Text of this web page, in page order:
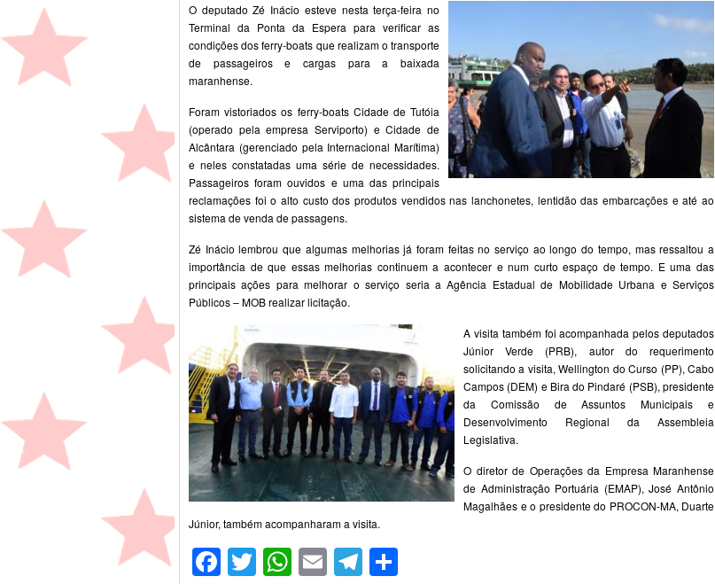
O deputado Zé Inácio esteve nesta terça-feira no
Terminal da Ponta da Espera para verificar as
condições dos ferry-boats que realizam o transporte
de passageiros e cargas para a baixada
maranhense.
Foram vistoriados os ferry-boats Cidade de Tutóia
(operado pela empresa Serviporto) e Cidade de
Alcântara (gerenciado pela Internacional Marítima)
e neles constatadas uma série de necessidades.
Passageiros foram ouvidos e uma das principais
reclamações foi o alto custo dos produtos vendidos nas lanchonetes, lentidão das embarcações e até ao
sistema de venda de passagens.
Zé Inácio lembrou que algumas melhorias já foram feitas no serviço ao longo do tempo, mas ressaltou a
importância de que essas melhorias continuem a acontecer e num curto espaço de tempo. E uma das
principais ações para melhorar o serviço seria a Agência Estadual de Mobilidade Urbana e Serviços
Públicos – MOB realizar licitação.
A visita também foi acompanhada pelos deputados
Júnior Verde (PRB), autor do requerimento
solicitando a visita, Wellington do Curso (PP), Cabo
Campos (DEM) e Bira do Pindaré (PSB), presidente
da Comissão de Assuntos Municipais e
Desenvolvimento Regional da Assembleia
Legislativa.
O diretor de Operações da Empresa Maranhense
de Administração Portuária (EMAP), José Antônio
Magalhães e o presidente do PROCON-MA, Duarte
Júnior, também acompanharam a visita.
Facebook
Twitter
WhatsApp
EmailTelegram